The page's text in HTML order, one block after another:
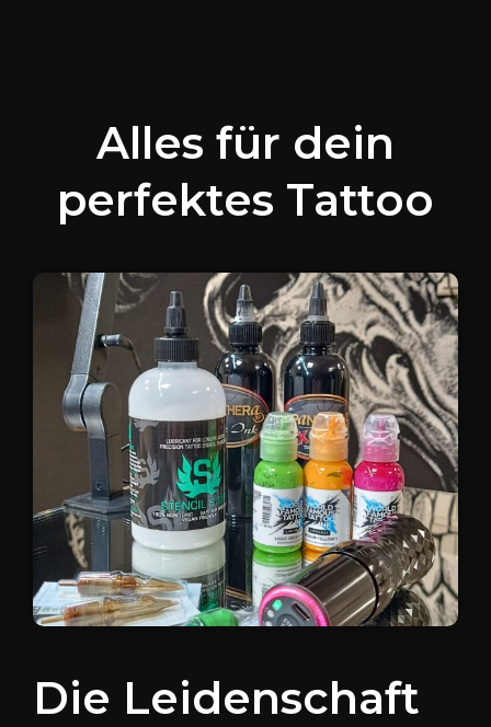
Alles für dein
perfektes Tattoo
Die Leidenschaft